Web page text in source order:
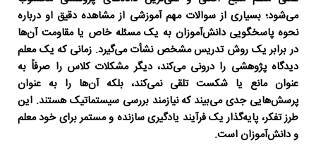
می‌شود؛ بسیاری از سوالات مهم آموزشی از مشاهده دقیق او درباره
نحوه پاسخگویی دانش‌آموزان به یک مسئله خاص یا مقاومت آن‌ها
در برابر یک روش تدریس مشخص نشأت می‌گیرد. زمانی که یک معلم
دیدگاه پژوهشی را درونی می‌کند، دیگر مشکلات کلاس را صرفاً به
عنوان مانع یا شکست تلقی نمی‌کند، بلکه آن‌ها را به عنوان
پرسش‌هایی جدی می‌بیند که نیازمند بررسی سیستماتیک هستند. این
طرز تفکر، پایه‌گذار یک فرآیند یادگیری سازنده و مستمر برای خود معلم
و دانش‌آموزان است.